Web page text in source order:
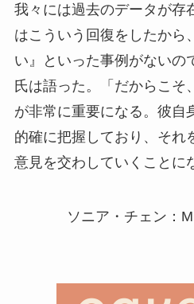
我々には過去のデータが存
はこういう回復をしたから
い』といった事例がないの
氏は語った。「だからこそ
が非常に重要になる。彼自
的確に把握しており、それ
意見を交わしていくことに
ソニア・チェン：